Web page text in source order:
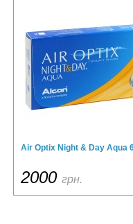
Air Optix Night & Day Aqua
2000 грн.